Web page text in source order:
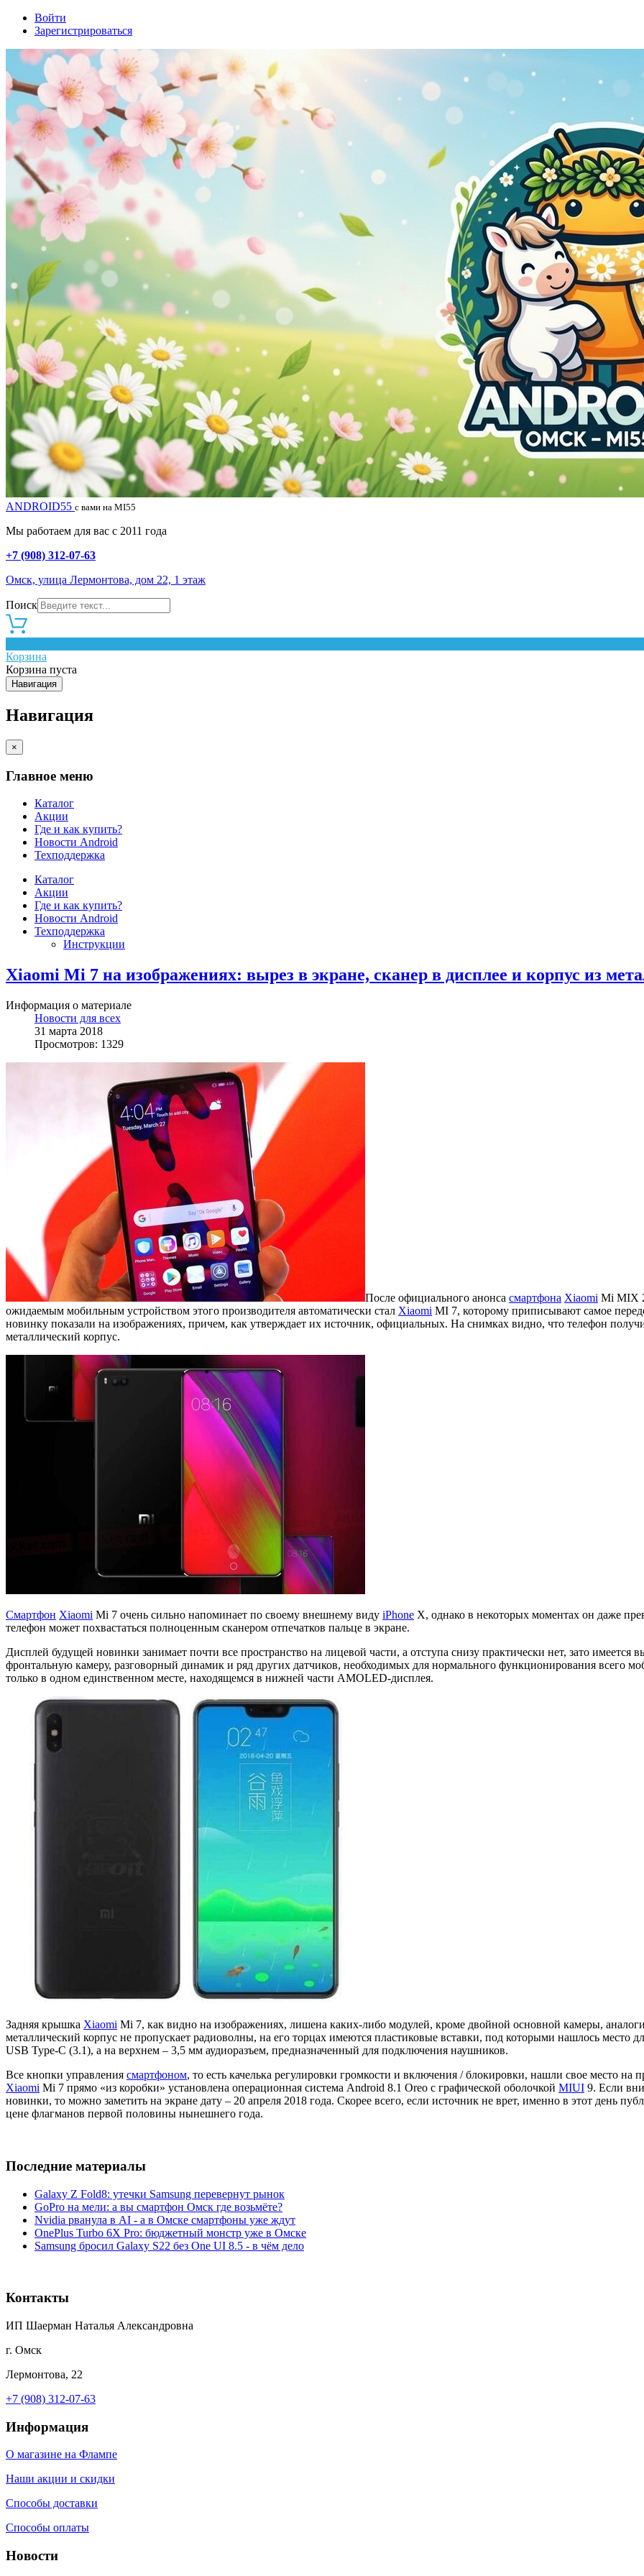
Войти
Зарегистрироваться
ANDROID55 с вами на MI55
Мы работаем для вас с 2011 года
+7 (908) 312-07-63
Омск, улица Лермонтова, дом 22, 1 этаж
Поиск
Корзина
Корзина пуста
Навигация
Навигация
×
Главное меню
Каталог
Акции
Где и как купить?
Новости Android
Техподдержка
Каталог
Акции
Где и как купить?
Новости Android
Техподдержка
Инструкции
Xiaomi Mi 7 на изображениях: вырез в экране, сканер в дисплее и корпус из
Информация о материале
Новости для всех
31 марта 2018
Просмотров: 1329
После официального анонса смартфона Xiaomi Mi MIX
ожидаемым мобильным устройством этого производителя автоматически стал Xiaomi MI 7, которому приписывают самое
новинку показали на изображениях, причем, как утверждает их источник, официальных. На снимках видно, что телефон
металлический корпус.
Смартфон Xiaomi Mi 7 очень сильно напоминает по своему внешнему виду iPhone X, однако в некоторых моментах он даже
телефон может похвастаться полноценным сканером отпечатков пальце в экране.
Дисплей будущей новинки занимает почти все пространство на лицевой части, а отступа снизу практически нет, зато имеется
фронтальную камеру, разговорный динамик и ряд других датчиков, необходимых для нормального функционирования всего
только в одном единственном месте, находящемся в нижней части AMOLED-дисплея.
Задняя крышка Xiaomi Mi 7, как видно на изображениях, лишена каких-либо модулей, кроме двойной основной камеры,
металлический корпус не пропускает радиоволны, на его торцах имеются пластиковые вставки, под которыми нашлось место
USB Type-C (3.1), а на верхнем – 3,5 мм аудиоразъем, предназначенный для подключения наушников.
Все кнопки управления смартфоном, то есть качелька регулировки громкости и включения / блокировки, нашли свое место на
Xiaomi Mi 7 прямо «из коробки» установлена операционная система Android 8.1 Oreo с графической оболочкой MIUI 9. Если
новинки, то можно заметить на экране дату – 20 апреля 2018 года. Скорее всего, если источник не врет, именно в этот день
цене флагманов первой половины нынешнего года.
Последние материалы
Galaxy Z Fold8: утечки Samsung перевернут рынок
GoPro на мели: а вы смартфон Омск где возьмёте?
Nvidia рванула в AI - а в Омске смартфоны уже ждут
OnePlus Turbo 6X Pro: бюджетный монстр уже в Омске
Samsung бросил Galaxy S22 без One UI 8.5 - в чём дело
Контакты
ИП Шаерман Наталья Александровна
г. Омск
Лермонтова, 22
+7 (908) 312-07-63
Информация
О магазине на Флампе
Наши акции и скидки
Способы доставки
Способы оплаты
Новости